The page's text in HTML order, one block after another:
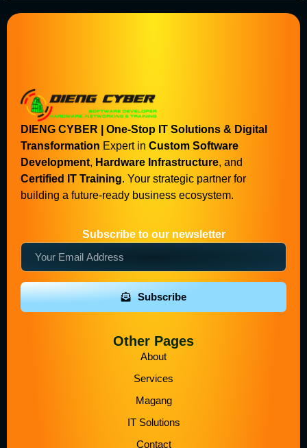
DIENG CYBER | One-Stop IT Solutions & Digital
Transformation Expert in Custom Software
Development, Hardware Infrastructure, and
Certified IT Training. Your strategic partner for
building a future-ready business ecosystem.
Subscribe to our newsletter
Subscribe
Other Pages
About
Services
Magang
IT Solutions
Contact